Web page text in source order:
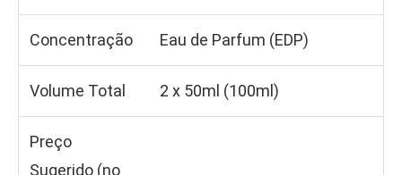
Concentração Eau de Parfum (EDP)
Volume Total 2 x 50ml (100ml)
Preço
Sugerido (no